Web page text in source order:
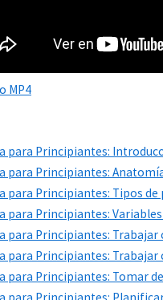
MP4
para Principiantes:
para Principiantes:
para Principiantes: Tipos
para Principiantes:
para Principiantes: Trabajar
para Principiantes:
para Principiantes: Tomar
para Principiantes: